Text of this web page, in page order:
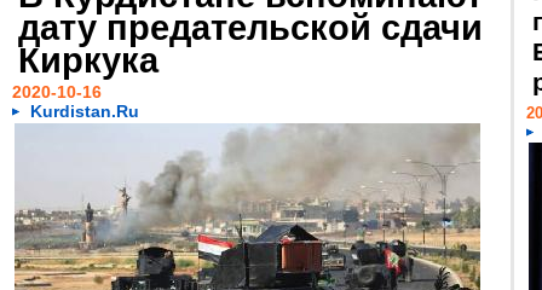
дату предательской сдачи
Киркука
2020-10-16
Kurdistan.Ru